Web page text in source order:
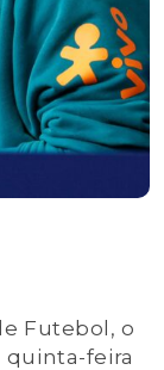
Futebol, o
quinta-feira